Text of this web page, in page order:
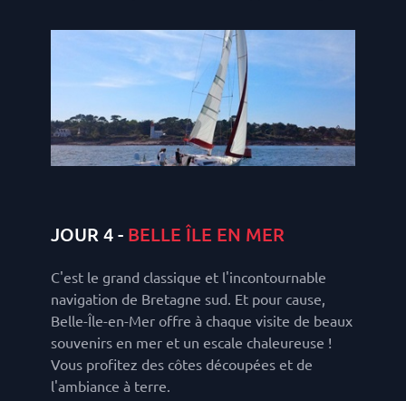
JOUR 4 - BELLE ÎLE EN MER
C'est le grand classique et l'incontournable
navigation de Bretagne sud. Et pour cause,
Belle-Île-en-Mer offre à chaque visite de beaux
souvenirs en mer et un escale chaleureuse !
Vous profitez des côtes découpées et de
l'ambiance à terre.